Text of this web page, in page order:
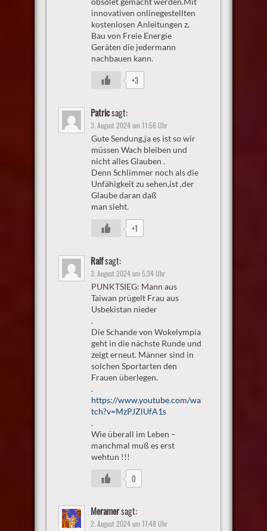
innovativen onlinegestellten
kostenlosen Anleitungen z.
Bau von Freie Energie
Geräten die jedermann
nachbauen kann.
+3
Patricsagt:
3. August 2024 um 11:56 Uhr
Gute Sendung,ja es ist so wir
müssen Wach bleiben und
nicht alles Glauben .
Denn Schlimmer noch als die
Unfähigkeit zu sehen,ist ,der
Glaube daran daß
man sieht.
+1
Ralfsagt:
3. August 2024 um 5:34 Uhr
PUNKTSIEG: Mann aus
Taiwan prügelt Frau aus
Usbekistan nieder
.
Die Schande von Wokelympia
geht in die nächste Runde und
zeigt erneut. Männer sind in
solchen Sportarten den
Frauen überlegen.
.
https://www.youtube.com/wa
tch?v=MzPJZlUfA1s
.
Wie überall im Leben –
manchmal muß es erst
wehtun !!!
0
Meramersagt:
2. August 2024 um 17:48 Uhr